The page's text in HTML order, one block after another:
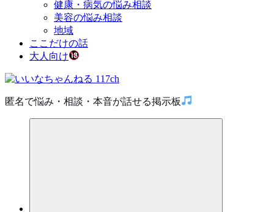
健康・病気の悩み相談
美容の悩み相談
地域
ここだけの話
大人向け
匿名で悩み・相談・本音が話せる掲示板